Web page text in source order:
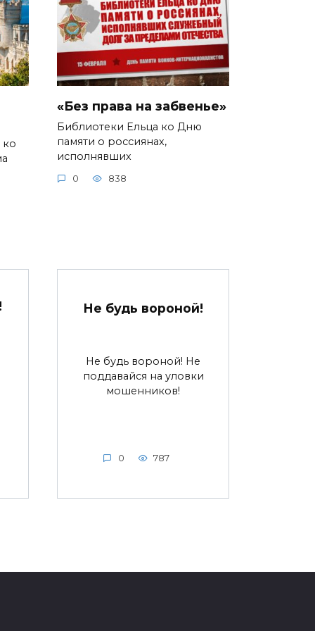
ко
«Без права на забвенье»
Библиотеки Ельца ко Дню
памяти о россиянах,
исполнявших
0 838
Не будь вороной!
Не будь вороной! Не
поддавайся на уловки
мошенников!
0 787